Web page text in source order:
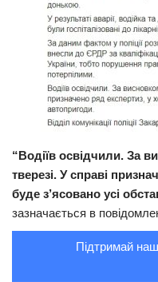
“Водіїв освідчили. За
тверезі. У справі
буде з’ясовано усі
зазначається в
Підтримай